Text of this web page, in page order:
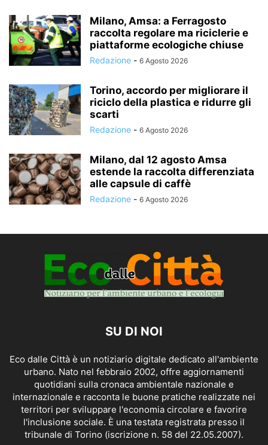
Milano, Amsa: a Ferragosto
raccolta regolare ma riciclerie e
piattaforme ecologiche chiuse
Redazione - 6 Agosto 2026
Torino, accordo per migliorare il
riciclo della plastica e ridurre gli
scarti
Redazione - 6 Agosto 2026
Milano, dal 12 agosto Amsa
estende la raccolta differenziata
alle capsule di caffè
Redazione - 6 Agosto 2026
SU DI NOI
Eco dalle Città è un notiziario digitale dedicato all'ambiente
urbano. Nato nel febbraio 2002, offre aggiornamenti
quotidiani sulla cronaca ambientale nazionale e
internazionale e racconta le buone pratiche realizzate nei
territori per sviluppare l'economia circolare e favorire
l'inclusione sociale. È una testata registrata presso il
tribunale di Torino (iscrizione n. 58 del 22.05.2007).